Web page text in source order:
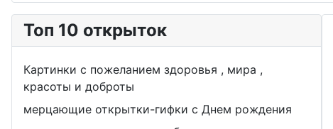
Топ 10 открыток
Картинки с пожеланием здоровья , мира ,
красоты и доброты
мерцающие открытки-гифки с Днем рождения